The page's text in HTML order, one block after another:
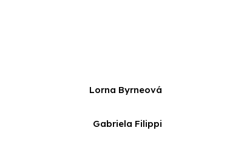
Lorna Byrneová
Gabriela Filippi